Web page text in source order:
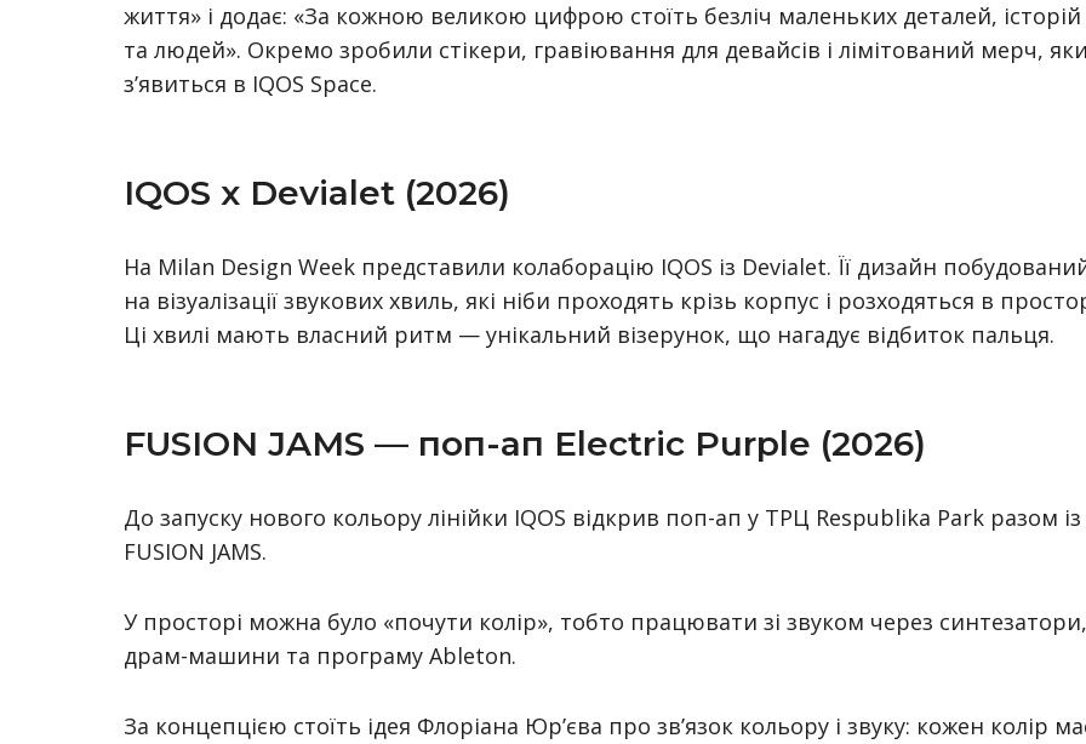
життя» і додає: «За кожною великою цифрою стоїть безліч маленьких деталей, історій
та людей». Окремо зробили стікери, гравіювання для девайсів і лімітований мерч,
з’явиться в IQOS Space.
IQOS x Devialet (2026)
На Milan Design Week представили колаборацію IQOS із Devialet. Її дизайн
на візуалізації звукових хвиль, які ніби проходять крізь корпус і розходяться в
Ці хвилі мають власний ритм — унікальний візерунок, що нагадує відбиток пальця.
FUSION JAMS — поп-ап Electric Purple (2026)
До запуску нового кольору лінійки IQOS відкрив поп-ап у ТРЦ Respublika Park разом із
FUSION JAMS.
У просторі можна було «почути колір», тобто працювати зі звуком через синтезатори,
драм-машини та програму Ableton.
За концепцією стоїть ідея Флоріана Юр’єва про зв’язок кольору і звуку: кожен колір